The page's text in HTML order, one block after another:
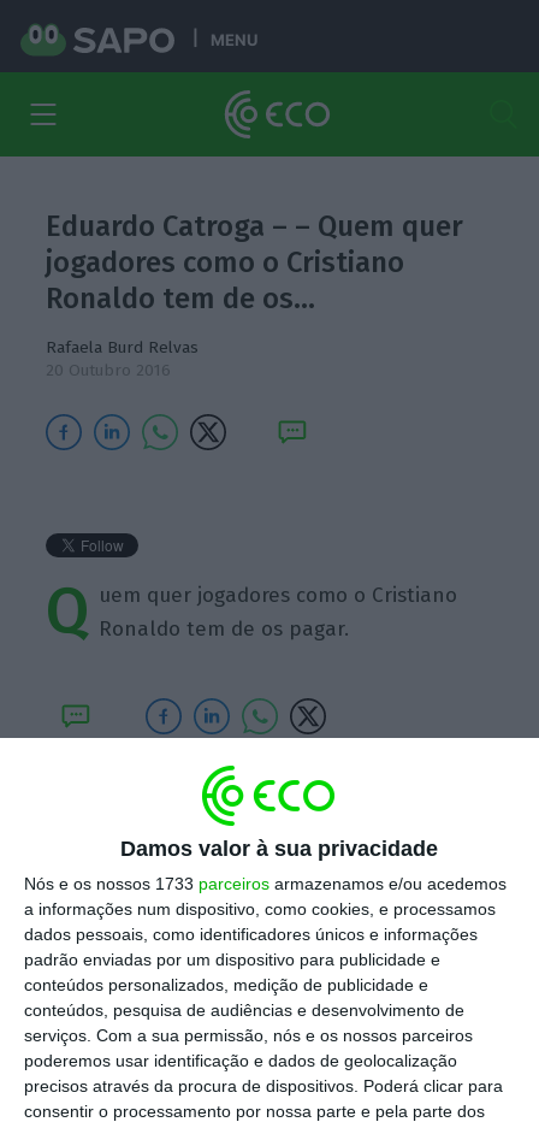
Damos valor à sua privacidade
Nós e os nossos 1733 parceiros armazenamos e/ou acedemos
a informações num dispositivo, como cookies, e processamos
dados pessoais, como identificadores únicos e informações
padrão enviadas por um dispositivo para publicidade e
conteúdos personalizados, medição de publicidade e
conteúdos, pesquisa de audiências e desenvolvimento de
serviços. Com a sua permissão, nós e os nossos parceiros
poderemos usar identificação e dados de geolocalização
precisos através da procura de dispositivos. Poderá clicar para
consentir o processamento por nossa parte e pela parte dos
MENU
Eduardo Catroga – – Quem quer
jogadores como o Cristiano
Ronaldo tem de os…
Rafaela Burd Relvas
20 Outubro 2016
Q uem quer jogadores como o Cristiano
Ronaldo tem de os pagar.
https://eco.sapo.pt/quote/eduardo-catroga-quem-quer-jogadores-como-o-cristiano-ronaldo-tem-de-os-9/ Copiar
Assine o ECO Premium
No momento em que a informação é
mais importante do que nunca, apoie
o jornalismo independente e rigoroso.
De que forma? Assine o ECO Premium e